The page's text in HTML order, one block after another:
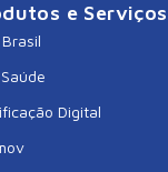
e Serviços
Brasil
Digital